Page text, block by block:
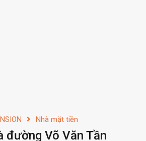
Nhà mặt tiền
đường Võ Văn Tần